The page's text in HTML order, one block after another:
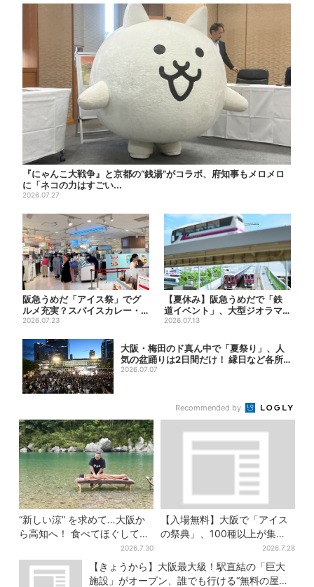
『にゃんこ大戦争』と京都の“銭湯”がコラボ、府知事もメロメロ
に「ネコの力はすごい...
2026.07.27
阪急うめだ「アイス祭」でグ
ルメ充実？スパイスカレー・
ピザ・ポテト…“しょっぱい
2026.07.23
【夏休み】阪急うめだで「鉄
道イベント」、大型ジオラマ
＆運転体験コーナー…豪華ゲ
2026.07.13
大阪・梅田のド真ん中で「夏祭り」、人
気の盆踊りは2日間だけ！ 縁日など各所
でイベ...
2026.07.07
Recommended by
“新しい涼” を求めて…大阪か
ら高知へ！ 食べてほぐして
「仁淀ブルー」でととのう体
験旅【2026夏最新版】
2026.7.30
【入場無料】大阪で「アイス
の祭典」、100種以上が集
結！グッズ＆タダ券が当たる
巨大ガチャも
2026.7.28
【きょうから】大阪最大級！駅直結の「巨大
施設」がオープン、誰でも行ける“無料の屋上